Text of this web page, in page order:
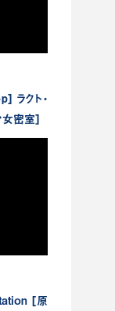
クト・
女密室]
[原